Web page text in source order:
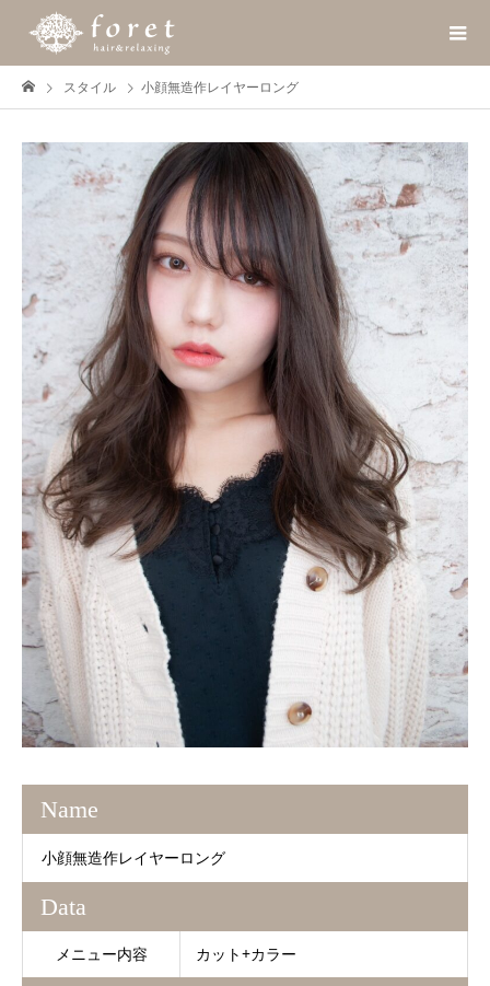
スタイル 小顔無造作レイヤーロング
Name
小顔無造作レイヤーロング
Data
メニュー内容 カット+カラー